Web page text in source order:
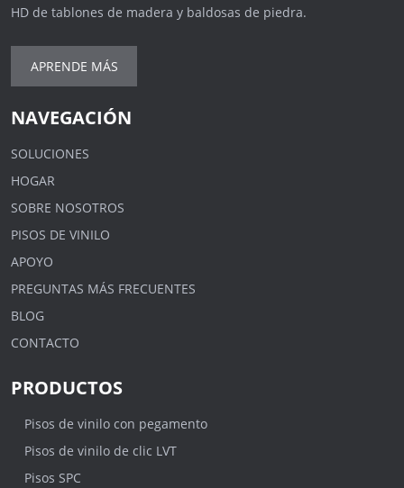
HD de tablones de madera y baldosas de piedra.
APRENDE MÁS
NAVEGACIÓN
SOLUCIONES
HOGAR
SOBRE NOSOTROS
PISOS DE VINILO
APOYO
PREGUNTAS MÁS FRECUENTES
BLOG
CONTACTO
PRODUCTOS
Pisos de vinilo con pegamento
Pisos de vinilo de clic LVT
Pisos SPC